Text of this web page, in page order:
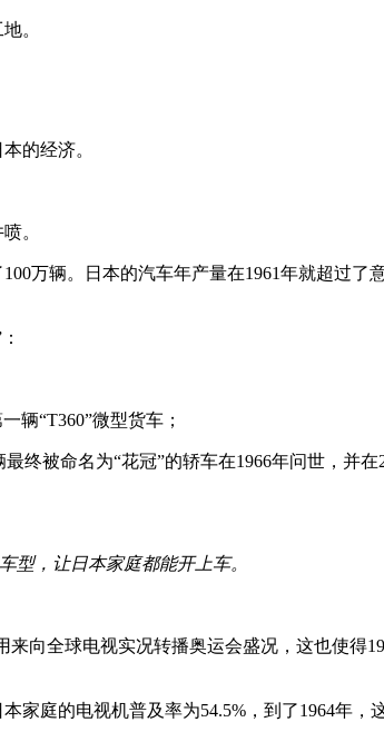
。
的经济。
。
万辆。日本的汽车年产量在1961年就超过
辆“T360”微型货车；
终被命名为“花冠”的轿车在1966年问世，并
型，让日本家庭都能开上车。
来向全球电视实况转播奥运会盛况，这也使
家庭的电视机普及率为54.5%，到了1964年